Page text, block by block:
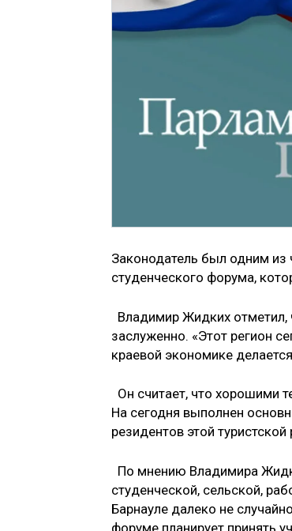
Законодатель был одним из
студенческого форума,
Владимир Жидких отметил,
заслуженно. «Этот регион
краевой экономике
Он считает, что хорошими
На сегодня выполнен
резидентов этой туристской
По мнению Владимира
студенческой, сельской,
Барнауле далеко не
форуме планирует принять